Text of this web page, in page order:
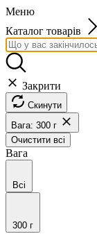
Меню
Каталог товарів
Закрити
Скинути
Вага: 300 г
Очистити всі
Вага
Всі
300 г